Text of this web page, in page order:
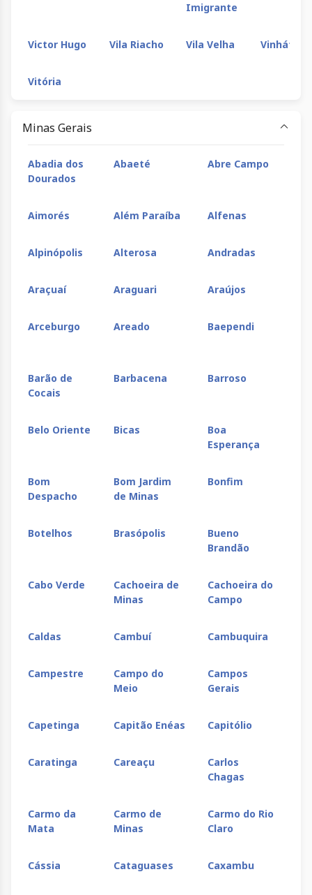
Imigrante
Victor Hugo Vila Riacho Vila Velha Vinhático
Vitória
Minas Gerais
Abadia dos
Dourados
Abaeté Abre Campo
Aimorés Além Paraíba Alfenas
Alpinópolis Alterosa Andradas
Araçuaí Araguari Araújos
Arceburgo Areado Baependi
Barão de
Cocais
Barbacena Barroso
Belo Oriente Bicas
Boa
Esperança
Bom
Despacho
Bom Jardim
de Minas
Bonfim
Botelhos Brasópolis
Bueno
Brandão
Cabo Verde
Cachoeira de
Minas
Cachoeira do
Campo
Caldas Cambuí Cambuquira
Campestre
Campo do
Meio
Campos
Gerais
Capetinga Capitão Enéas Capitólio
Caratinga Careaçu
Carlos
Chagas
Carmo da
Mata
Carmo de
Minas
Carmo do Rio
Claro
Cássia Cataguases Caxambu